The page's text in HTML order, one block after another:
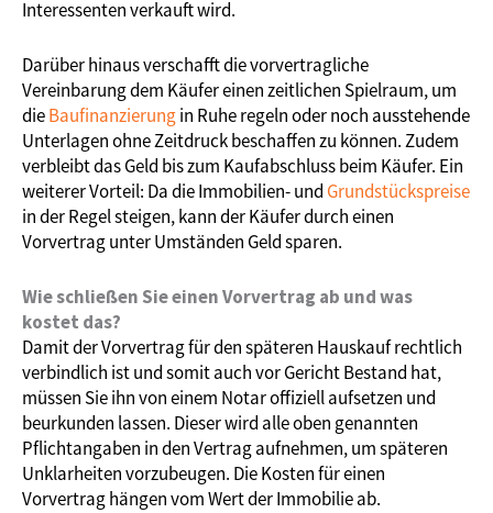
Interessenten verkauft wird.
Darüber hinaus verschafft die vorvertragliche
Vereinbarung dem Käufer einen zeitlichen Spielraum, um
dieBaufinanzierungin Ruhe regeln oder noch ausstehende
Unterlagen ohne Zeitdruck beschaffen zu können. Zudem
verbleibt das Geld bis zum Kaufabschluss beim Käufer. Ein
weiterer Vorteil: Da die Immobilien- und Grundstückspreise
in der Regel steigen, kann der Käufer durch einen
Vorvertrag unter Umständen Geld sparen.
Wie schließen Sie einen Vorvertrag ab und was
kostet das?
Damit der Vorvertrag für den späteren Hauskauf rechtlich
verbindlich ist und somit auch vor Gericht Bestand hat,
müssen Sie ihn von einem Notar offiziell aufsetzen und
beurkunden lassen. Dieser wird alle oben genannten
Pflichtangaben in den Vertrag aufnehmen, um späteren
Unklarheiten vorzubeugen. Die Kosten für einen
Vorvertrag hängen vom Wert der Immobilie ab.